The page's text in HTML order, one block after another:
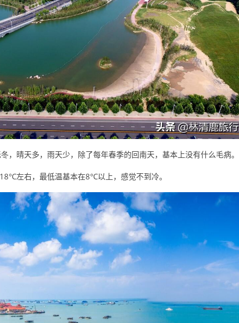
，晴天多，雨天少，除了每年春季的回南天，基本上没有什么毛病。
左右，最低温基本在8°C以上，感觉不到冷。